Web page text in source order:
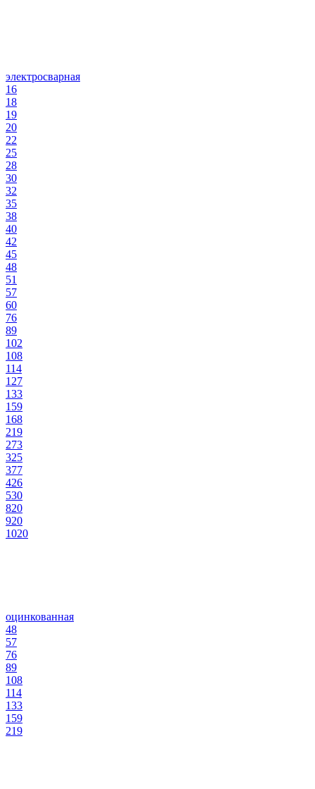
электросварная
16
18
19
20
22
25
28
30
32
35
38
40
42
45
48
51
57
60
76
89
102
108
114
127
133
159
168
219
273
325
377
426
530
820
920
1020
оцинкованная
48
57
76
89
108
114
133
159
219